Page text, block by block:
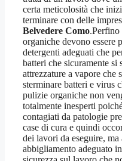
certa meticolosità che
terminare con delle
Belvedere Como
organiche devono essere
detergenti adeguati che
batteri che sicuramente
attrezzature a vapore
sterminare batteri e virus
pulizie organiche non
totalmente inesperti
contagiati da patologie
case di cura e quindi
dei lavori da eseguire,
abbigliamento adeguato